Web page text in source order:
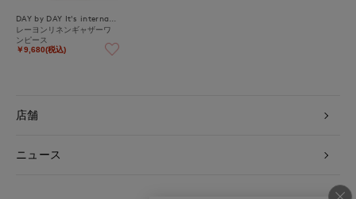
レーヨンリネンギャザーワ
ンピース
￥9,680(税込)
店舗
ニュース